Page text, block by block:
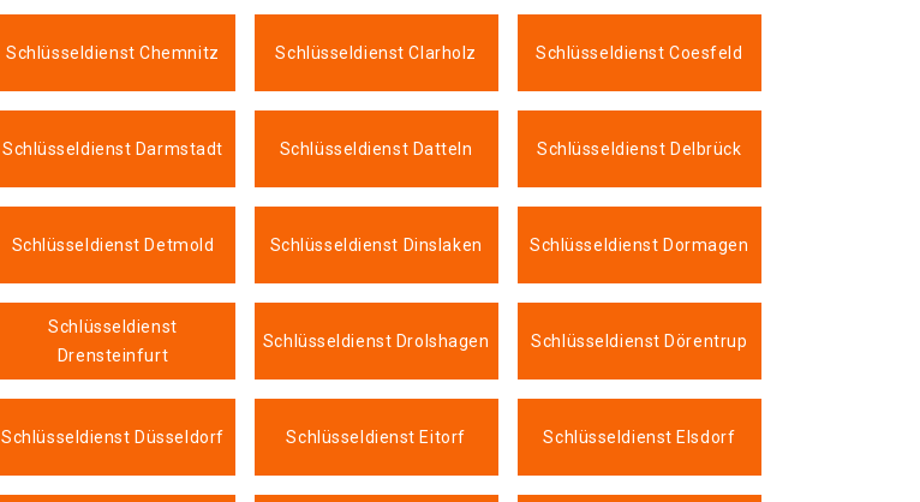
Schlüsseldienst Chemnitz Schlüsseldienst Clarholz Schlüsseldienst Coesfeld
Schlüsseldienst Darmstadt Schlüsseldienst Datteln Schlüsseldienst Delbrück
Schlüsseldienst Detmold Schlüsseldienst Dinslaken Schlüsseldienst Dormagen
Schlüsseldienst
Drensteinfurt
Schlüsseldienst Drolshagen Schlüsseldienst Dörentrup
Schlüsseldienst Düsseldorf Schlüsseldienst Eitorf Schlüsseldienst Elsdorf